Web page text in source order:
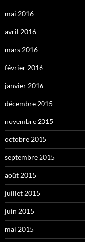
mai 2016
avril 2016
mars 2016
février 2016
janvier 2016
décembre 2015
novembre 2015
octobre 2015
septembre 2015
août 2015
juillet 2015
juin 2015
mai 2015